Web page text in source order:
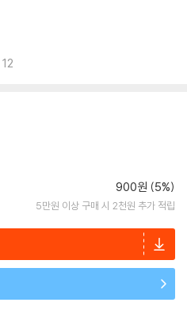
12
900원 (5%)
5만원 이상 구매 시 2천원 추가 적립